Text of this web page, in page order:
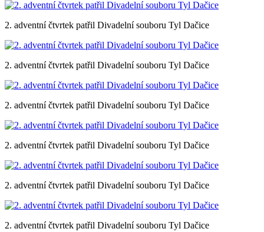
2. adventní čtvrtek patřil Divadelní souboru Tyl Dačice
2. adventní čtvrtek patřil Divadelní souboru Tyl Dačice
2. adventní čtvrtek patřil Divadelní souboru Tyl Dačice
2. adventní čtvrtek patřil Divadelní souboru Tyl Dačice
2. adventní čtvrtek patřil Divadelní souboru Tyl Dačice
2. adventní čtvrtek patřil Divadelní souboru Tyl Dačice